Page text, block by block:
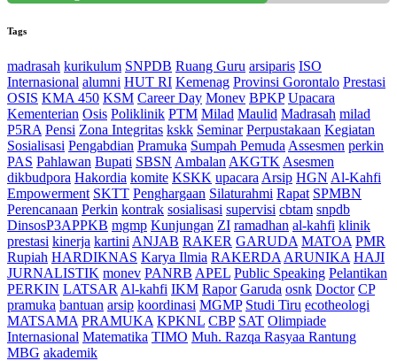
Tags
madrasah kurikulum SNPDB Ruang Guru arsiparis ISO
Internasional alumni HUT RI Kemenag Provinsi Gorontalo Prestasi
OSIS KMA 450 KSM Career Day Monev BPKP Upacara
Kementerian Osis Poliklinik PTM Milad Maulid Madrasah milad
P5RA Pensi Zona Integritas kskk Seminar Perpustakaan Kegiatan
Sosialisasi Pengabdian Pramuka Sumpah Pemuda Assesmen perkin
PAS Pahlawan Bupati SBSN Ambalan AKGTK Asesmen
dikbudpora Hakordia komite KSKK upacara Arsip HGN Al-Kahfi
Empowerment SKTT Penghargaan Silaturahmi Rapat SPMBN
Perencanaan Perkin kontrak sosialisasi supervisi cbtam snpdb
DinsosP3APPKB mgmp Kunjungan ZI ramadhan al-kahfi klinik
prestasi kinerja kartini ANJAB RAKER GARUDA MATOA PMR
Rupiah HARDIKNAS Karya Ilmia RAKERDA ARUNIKA HAJI
JURNALISTIK monev PANRB APEL Public Speaking Pelantikan
PERKIN LATSAR Al-kahfi IKM Rapor Garuda osnk Doctor CP
pramuka bantuan arsip koordinasi MGMP Studi Tiru ecotheologi
MATSAMA PRAMUKA KPKNL CBP SAT Olimpiade
Internasional Matematika TIMO Muh. Razqa Rasyaa Rantung
MBG akademik